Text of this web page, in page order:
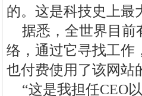
的。这是科技史上最
据悉，全世界目前
络，通过它寻找工作
也付费使用了该网站
“这是我担任CEO